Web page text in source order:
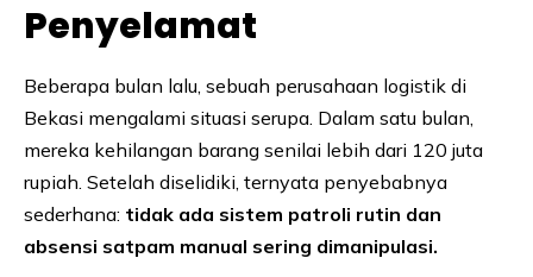
Penyelamat
Beberapa bulan lalu, sebuah perusahaan logistik di
Bekasi mengalami situasi serupa. Dalam satu bulan,
mereka kehilangan barang senilai lebih dari 120 juta
rupiah. Setelah diselidiki, ternyata penyebabnya
sederhana: tidak ada sistem patroli rutin dan
absensi satpam manual sering dimanipulasi.